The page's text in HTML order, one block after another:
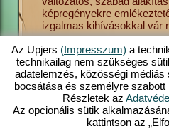
Tudj
képregényekre
izgalmas kihívásokkal vár
Az Upjers (Impresszum) a
technikailag nem szükséges
adatelemzés, közösségi
bocsátása és személyre szabott
Részletek az
Az opcionális sütik
kattintson az